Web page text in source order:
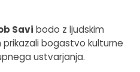
Savi bodo z ljudskim
bogastvo kulturne
ustvarjanja.